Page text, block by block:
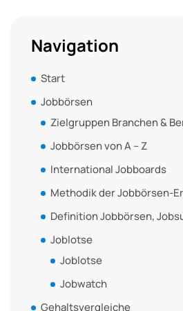
Navigation
Start
Jobbörsen
Zielgruppen Branchen &
Jobbörsen von A – Z
International Jobboards
Methodik der Jobbörsen-
Definition Jobbörsen,
Joblotse
Joblotse
Jobwatch
Gehaltsvergleiche